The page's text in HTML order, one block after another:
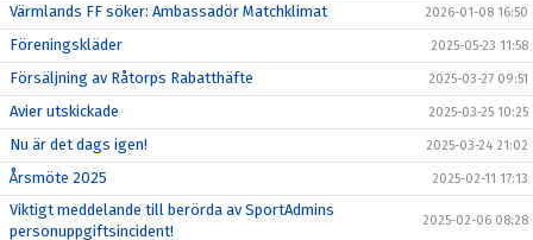
STADIUM
SPELARREGISTRERING
NEWBODY 2026
Värmlands FF söker: Ambassadör Matchklimat 2026-01-08 16:50
Föreningskläder 2025-05-23 11:58
Försäljning av Råtorps Rabatthäfte 2025-03-27 09:51
Avier utskickade 2025-03-25 10:25
Nu är det dags igen! 2025-03-24 21:02
Årsmöte 2025 2025-02-11 17:13
Viktigt meddelande till berörda av SportAdmins
personuppgiftsincident!
2025-02-06 08:28